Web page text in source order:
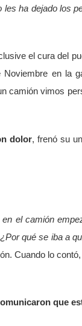
ha dejado los
el cura del
en la
camión vimos
dolor, frenó su
el camión
qué se iba a
Cuando lo
que